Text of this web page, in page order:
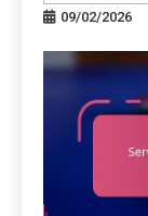
09/02/2026